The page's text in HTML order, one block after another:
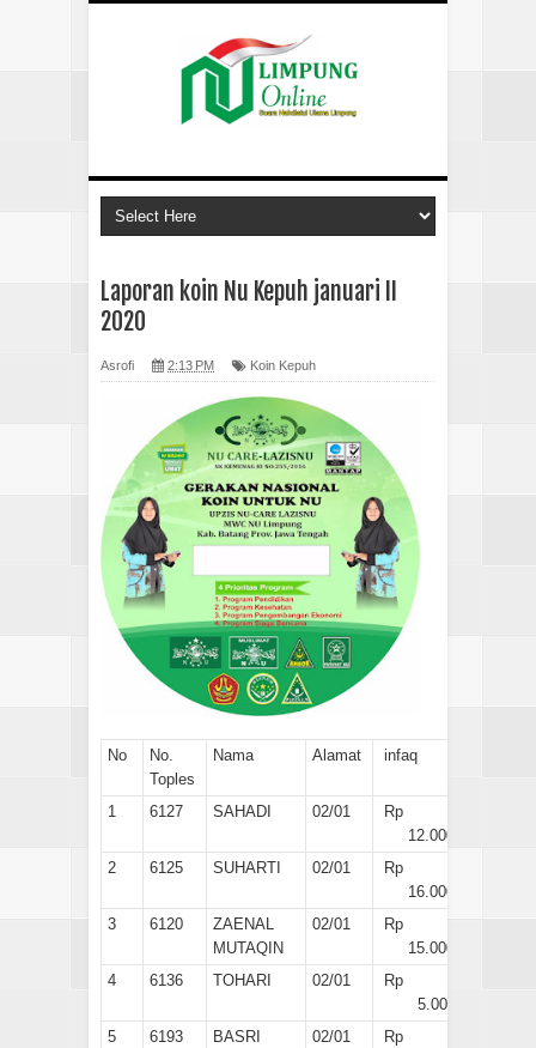
Laporan koin Nu Kepuh januari II
2020
Asrofi 2:13 PM Koin Kepuh
No
No.
Toples
Nama Alamat infaq
1 6127 SAHADI 02/01
Rp
12.000
2
6125 SUHARTI 02/01
Rp
16.000
3
6120
ZAENAL
MUTAQIN
02/01
Rp
15.000
4
6136 TOHARI 02/01
Rp
5.000
5
6193 BASRI 02/01
Rp